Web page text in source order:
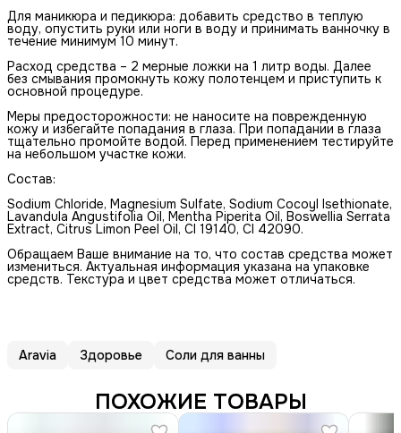
Для маникюра и педикюра: добавить средство в теплую
воду, опустить руки или ноги в воду и принимать ванночку в
течение минимум 10 минут.
Расход средства – 2 мерные ложки на 1 литр воды. Далее
без смывания промокнуть кожу полотенцем и приступить к
основной процедуре.
Меры предосторожности: не наносите на поврежденную
кожу и избегайте попадания в глаза. При попадании в глаза
тщательно промойте водой. Перед применением тестируйте
на небольшом участке кожи.
Состав:
Sodium Chloride, Magnesium Sulfate, Sodium Cocoyl Isethionate,
Lavandula Angustifolia Oil, Mentha Piperita Oil, Boswellia Serrata
Extract, Citrus Limon Peel Oil, CI 19140, CI 42090.
Обращаем Ваше внимание на то, что состав средства может
измениться. Актуальная информация указана на упаковке
средств. Текстура и цвет средства может отличаться.
Aravia Здоровье Соли для ванны
ПОХОЖИЕ ТОВАРЫ